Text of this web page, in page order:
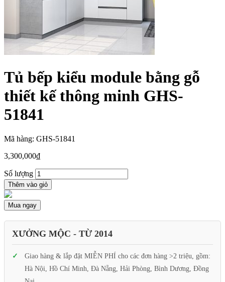
Tủ bếp kiểu module bằng gỗ
thiết kế thông minh GHS-
51841
Mã hàng: GHS-51841
3,300,000₫
Số lượng
Thêm vào giỏ
Mua ngay
XƯỞNG MỘC - TỪ 2014
Giao hàng & lắp đặt MIỄN PHÍ cho các đơn hàng >2 triệu, gồm:
Hà Nội, Hồ Chí Minh, Đà Nẵng, Hải Phòng, Bình Dương, Đồng